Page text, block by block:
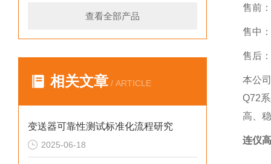
查看全部产品
相关文章 / ARTICLE
变送器可靠性测试标准化流程研究
2025-06-18
售前
售中
售后
本公
Q72
高、
连仪